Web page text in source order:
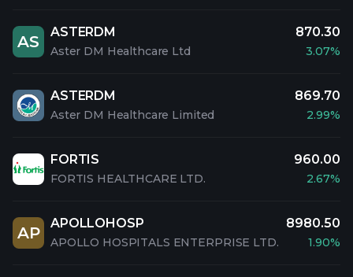
AS
ASTERDM
Aster DM Healthcare Ltd
870.30
3.07%
ASTERDM
Aster DM Healthcare Limited
869.70
2.99%
FORTIS
FORTIS HEALTHCARE LTD.
960.00
2.67%
AP
APOLLOHOSP
APOLLO HOSPITALS ENTERPRISE LTD.
8980.50
1.90%